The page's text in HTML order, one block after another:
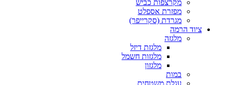
מקרצפות כביש
מפזרת אספלט
מגרדת (סקרייפר)
ציוד הרמה
מלגזה
מלגזת דיזל
מלגזות חשמל
מלגזון
במות
עגלת משטחים